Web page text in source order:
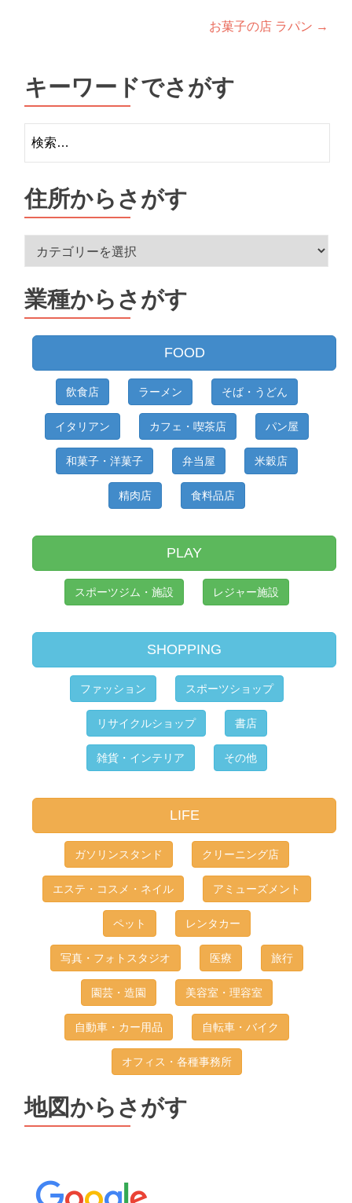
お菓子の店 ラパン →
キーワードでさがす
索:
住所からさがす
ら
さ
が
業種からさがす
FOOD
飲食店 ラーメン そば・うどん
イタリアン カフェ・喫茶店 パン屋
和菓子・洋菓子 弁当屋 米穀店
精肉店 食料品店
PLAY
スポーツジム・施設 レジャー施設
SHOPPING
ファッション スポーツショップ
リサイクルショップ 書店
雑貨・インテリア その他
LIFE
ガソリンスタンド クリーニング店
エステ・コスメ・ネイル アミューズメント
ペット レンタカー
写真・フォトスタジオ 医療 旅行
園芸・造園 美容室・理容室
自動車・カー用品 自転車・バイク
オフィス・各種事務所
地図からさがす